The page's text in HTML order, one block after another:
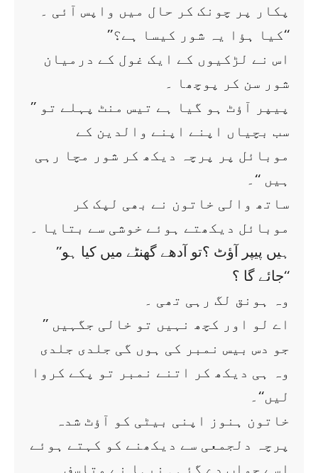
پکار پر چونک کر حال میں واپس آئی ۔
’’کیا ہؤا یہ شور کیسا ہے؟‘‘
اس نے لڑکیوں کے ایک غول کے درمیان
شور سن کر پوچھا ۔
’’ پیپر آؤٹ ہو گیا ہے تیس منٹ پہلے تو
سب بچیاں اپنے اپنے والدین کے
موبائل پر پرچہ دیکھ کر شور مچا رہی
ہیں ‘‘۔
ساتھ والی خاتون نے بھی لپک کر
موبائل دیکھتے ہوئے خوشی سے بتایا ۔
’’ہیں پیپر آؤٹ ؟تو آدھے گھنٹے میں کیا ہو
جائے گا ؟‘‘
وہ ہونق لگ رہی تھی ۔
’’ اے لو اور کچھ نہیں تو خالی جگہیں
جو دس بیس نمبر کی ہوں گی جلدی جلدی
وہ ہی دیکھ کر اتنے نمبر تو پکے کروا
لیں‘‘۔
خاتون ہنوز اپنی بیٹی کو آؤٹ شدہ
پرچہ دلجمعی سے دیکھنے کو کہتے ہوئے
اسے جواب دے گئی ۔نیہا نے متاسف